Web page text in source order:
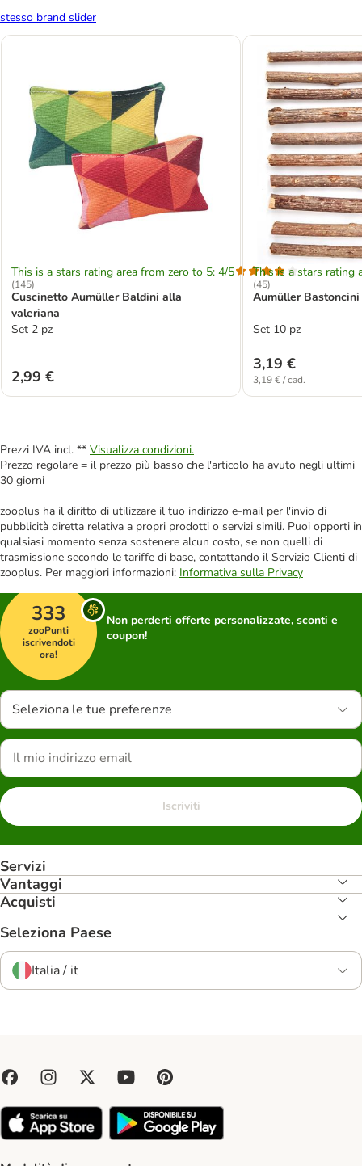
stesso brand slider
This is a stars rating area from zero to 5: 4/5
(145)
Cuscinetto Aumüller Baldini alla
valeriana
Set 2 pz
2,99 €
This is a stars rating
(45)
Aumüller
Set 10 pz
3,19 €
3,19 € / cad.
Prezzi IVA incl. ** Visualizza condizioni.
Prezzo regolare = il prezzo più basso che l'articolo ha avuto negli ultimi
30 giorni
zooplus ha il diritto di utilizzare il tuo indirizzo e-mail per l'invio di
pubblicità diretta relativa a propri prodotti o servizi simili. Puoi opporti in
qualsiasi momento senza sostenere alcun costo, se non quelli di
trasmissione secondo le tariffe di base, contattando il Servizio Clienti di
zooplus. Per maggiori informazioni: Informativa sulla Privacy
333
zooPunti
iscrivendoti
ora!
Non perderti offerte personalizzate, sconti e
coupon!
Seleziona le tue preferenze
Iscriviti
Servizi
Vantaggi
Acquisti
Seleziona Paese
Italia / it